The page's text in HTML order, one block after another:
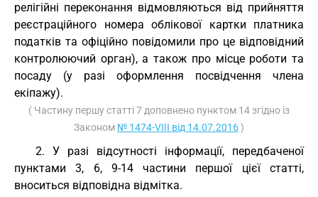
релігійні переконання відмовляються від прийняття
реєстраційного номера облікової картки платника
податків та офіційно повідомили про це відповідний
контролюючий орган), а також про місце роботи та
посаду (у разі оформлення посвідчення члена
екіпажу).
( Частину першу статті 7 доповнено пунктом 14 згідно із
Законом № 1474-VIII від 14.07.2016)
2. У разі відсутності інформації, передбаченої
пунктами 3, 6, 9-14 частини першої цієї статті,
вноситься відповідна відмітка.